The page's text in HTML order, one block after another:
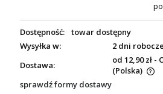
Dostępność:
towar dostępny
Wysyłka w:
2 dni robocze
Dostawa:
od 12,90 zł -
(Polska)
sprawdź formy dostawy